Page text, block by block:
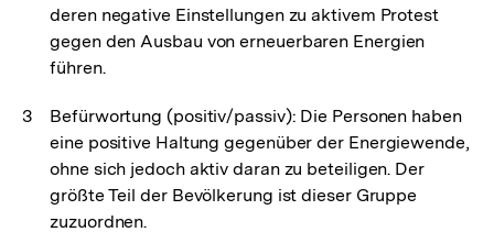
deren negative Einstellungen zu aktivem Protest
gegen den Ausbau von erneuerbaren Energien
führen.
Befürwortung (positiv/passiv): Die Personen haben
eine positive Haltung gegenüber der Energiewende,
ohne sich jedoch aktiv daran zu beteiligen. Der
größte Teil der Bevölkerung ist dieser Gruppe
zuzuordnen.